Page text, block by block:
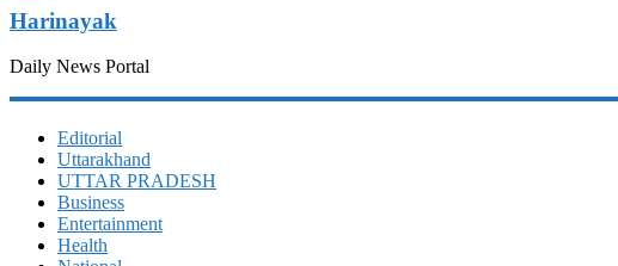
Harinayak
Daily News Portal
Editorial
Uttarakhand
UTTAR PRADESH
Business
Entertainment
Health
Share